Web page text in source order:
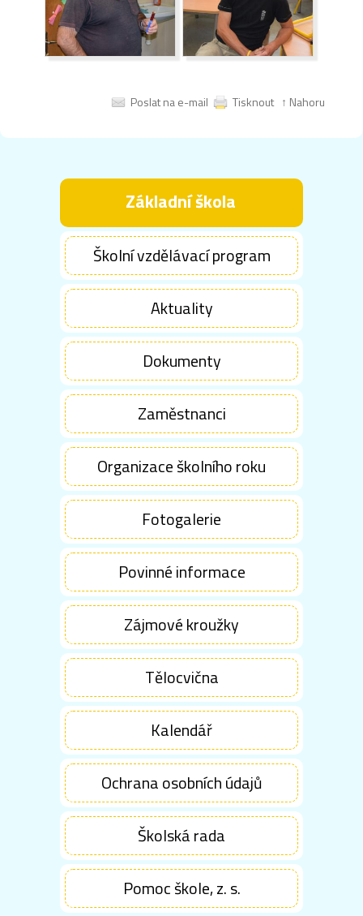
Poslat na e-mail Tisknout ↑ Nahoru
Základní škola
Školní vzdělávací program
Aktuality
Dokumenty
Zaměstnanci
Organizace školního roku
Fotogalerie
Povinné informace
Zájmové kroužky
Tělocvična
Kalendář
Ochrana osobních údajů
Školská rada
Pomoc škole, z. s.